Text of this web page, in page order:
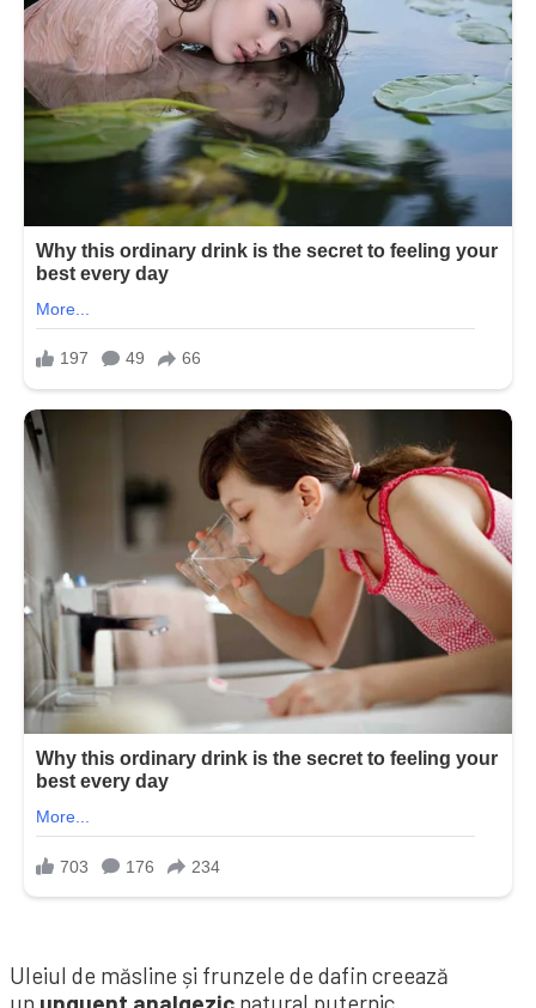
Uleiul de măsline și frunzele de dafin creează